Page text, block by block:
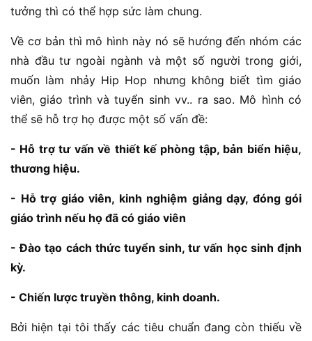
tưởng thì có thể hợp sức làm chung.
Về cơ bản thì mô hình này nó sẽ hướng đến nhóm các
nhà đầu tư ngoài ngành và một số người trong giới,
muốn làm nhảy Hip Hop nhưng không biết tìm giáo
viên, giáo trình và tuyển sinh vv.. ra sao. Mô hình có
thể sẽ hỗ trợ họ được một số vấn đề:
- Hỗ trợ tư vấn về thiết kế phòng tập, bản biển hiệu,
thương hiệu.
- Hỗ trợ giáo viên, kinh nghiệm giảng dạy, đóng gói
giáo trình nếu họ đã có giáo viên
- Đào tạo cách thức tuyển sinh, tư vấn học sinh định
kỳ.
- Chiến lược truyền thông, kinh doanh.
Bởi hiện tại tôi thấy các tiêu chuẩn đang còn thiếu về